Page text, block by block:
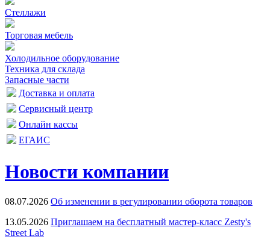
Стеллажи
Торговая мебель
Холодильное оборудование
Техника для склада
Запасные части
Доставка и оплата
Сервисный центр
Онлайн кассы
ЕГАИС
Новости компании
08.07.2026 Об изменении в регулировании оборота товаров
13.05.2026 Приглашаем на бесплатный мастер-класс Zesty's
Street Lab